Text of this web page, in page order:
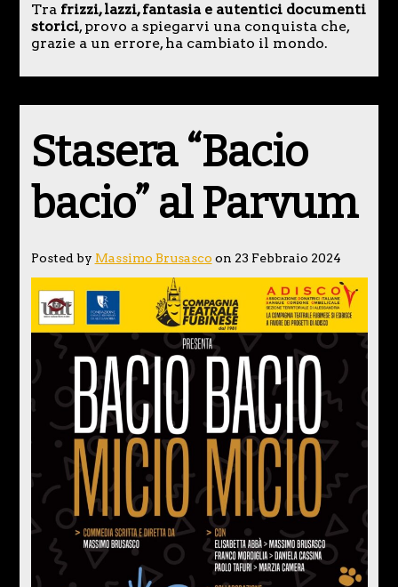
Tra frizzi, lazzi, fantasia e autentici documenti
storici, provo a spiegarvi una conquista che,
grazie a un errore, ha cambiato il mondo.
Stasera “Bacio
bacio” al Parvum
Posted by Massimo Brusasco on 23 Febbraio 2024